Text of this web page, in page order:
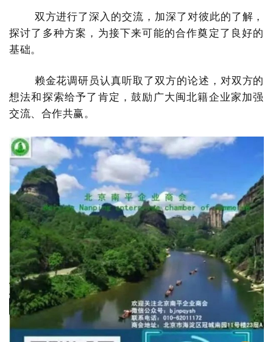
双方进行了深入的交流，加深了对彼此的了解，
探讨了多种方案，为接下来可能的合作奠定了良好的
基础。
赖金花调研员认真听取了双方的论述，对双方的
想法和探索给予了肯定，鼓励广大闽北籍企业家加强
交流、合作共赢。